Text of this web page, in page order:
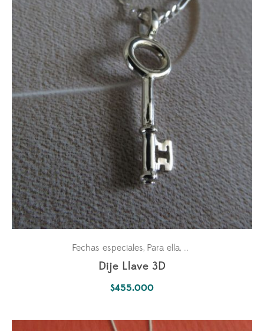
Fechas especiales, Para ella, Pasiones
Dije Llave 3D
$455.000